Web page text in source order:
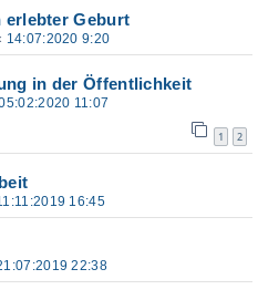
erlebter Geburt
14:07:2020 9:20
in der Öffentlichkeit
11:07
1 2
16:45
22:38